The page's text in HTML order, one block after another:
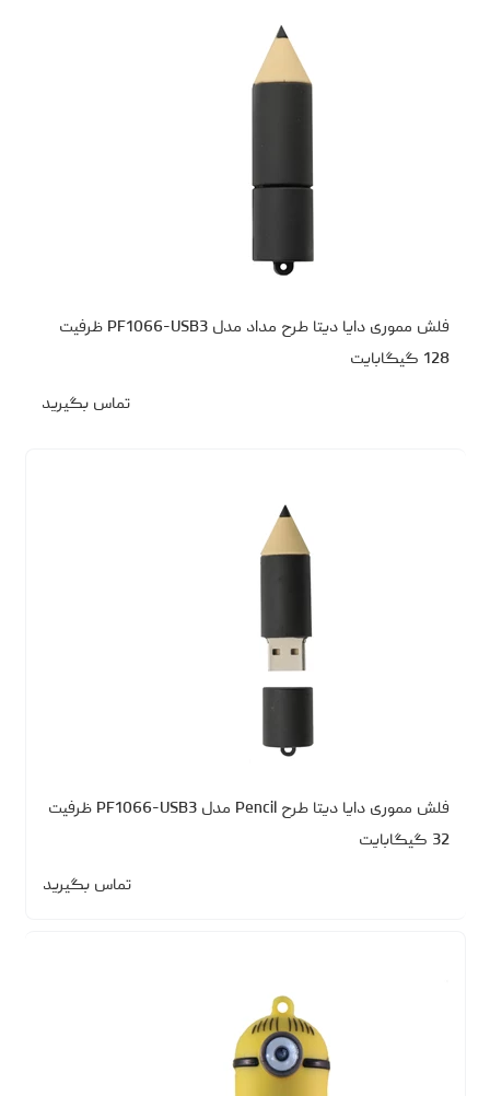
فلش مموری دایا دیتا طرح مداد مدل PF1066-USB3 ظرفیت
128 گیگابایت
تماس بگیرید
فلش مموری دایا دیتا طرح Pencil مدل PF1066-USB3 ظرفیت
32 گیگابایت
تماس بگیرید